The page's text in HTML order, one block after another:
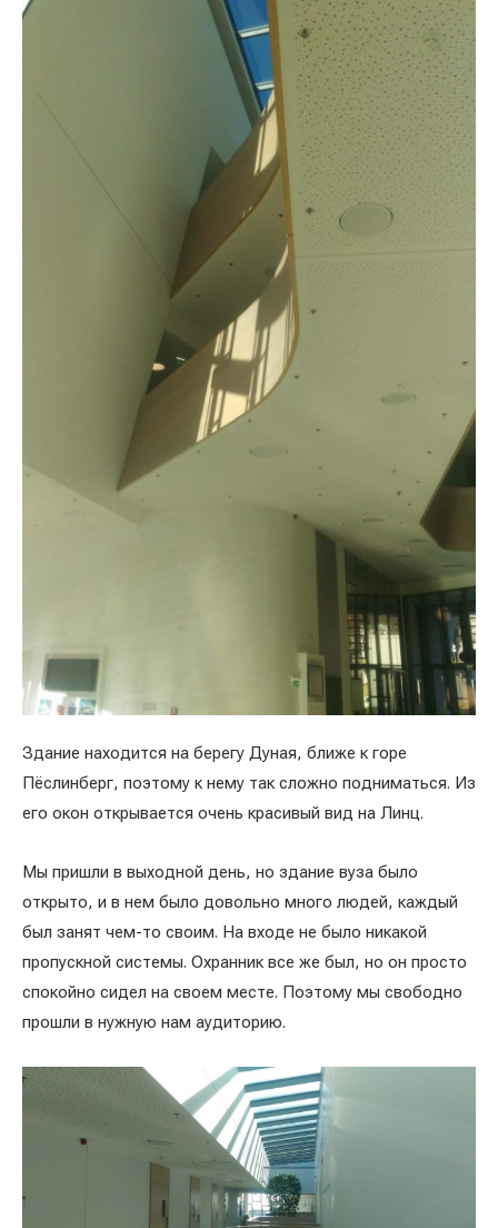
Здание находится на берегу Дуная, ближе к горе
Пёслинберг, поэтому к нему так сложно подниматься. Из
его окон открывается очень красивый вид на Линц.
Мы пришли в выходной день, но здание вуза было
открыто, и в нем было довольно много людей, каждый
был занят чем-то своим. На входе не было никакой
пропускной системы. Охранник все же был, но он просто
спокойно сидел на своем месте. Поэтому мы свободно
прошли в нужную нам аудиторию.